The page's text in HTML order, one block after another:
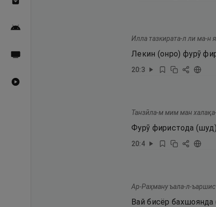
Илла тазкирата-л ли ма-н
Лекин (онро) фурӯ
20:3
Танзӣла-м мим ман
Фурӯ фиристода
20:4
Ар-Раҳману ъала-л-
Вай бисёр